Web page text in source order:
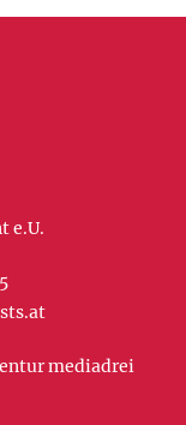
e.U.
mediadrei